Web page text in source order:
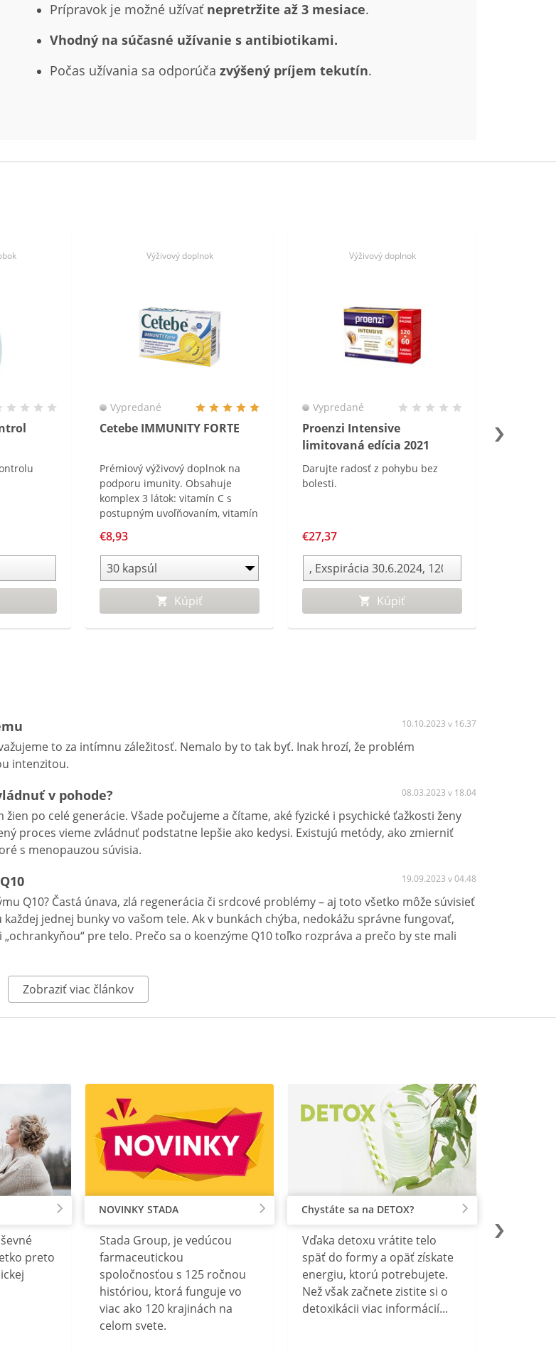
Prípravok je možné užívať nepretržite až 3 mesiace.
Vhodný na súčasné užívanie s antibiotikami.
Počas užívania sa odporúča zvýšený príjem tekutín.
Výživový doplnok
Cetebe IMMUNITY FORTE
Vypredané
Prémiový výživový doplnok na
podporu imunity. Obsahuje
komplex 3 látok: vitamín C s
postupným uvoľňovaním, vitamín
€8,93
Kúpiť
Výživový doplnok
Proenzi Intensive
limitovaná edícia 2021
Vypredané
Darujte radosť z pohybu bez
bolesti.
€27,37
Kúpiť
10.10.2023 v 16.37
to za intímnu záležitosť. Nemalo by to tak byť. Inak hrozí, že problém
intenzitou.
08.03.2023 v 18.04
v pohode?
po celé generácie. Všade počujeme a čítame, aké fyzické i psychické ťažkosti ženy
proces vieme zvládnuť podstatne lepšie ako kedysi. Existujú metódy, ako zmierniť
s menopauzou súvisia.
19.09.2023 v 04.48
Q10? Častá únava, zlá regenerácia či srdcové problémy – aj toto všetko môže súvisieť
jednej bunky vo vašom tele. Ak v bunkách chýba, nedokážu správne fungovať,
pre telo. Prečo sa o koenzýme Q10 toľko rozpráva a prečo by ste mali
Zobraziť viac článkov
preto
NOVINKY STADA
Stada Group, je vedúcou
farmaceutickou
spoločnosťou s 125 ročnou
históriou, ktorá funguje vo
viac ako 120 krajinách na
celom svete.
Chystáte sa na DETOX?
Vďaka detoxu vrátite telo
späť do formy a opäť získate
energiu, ktorú potrebujete.
Než však začnete zistite si o
detoxikácii viac informácií...